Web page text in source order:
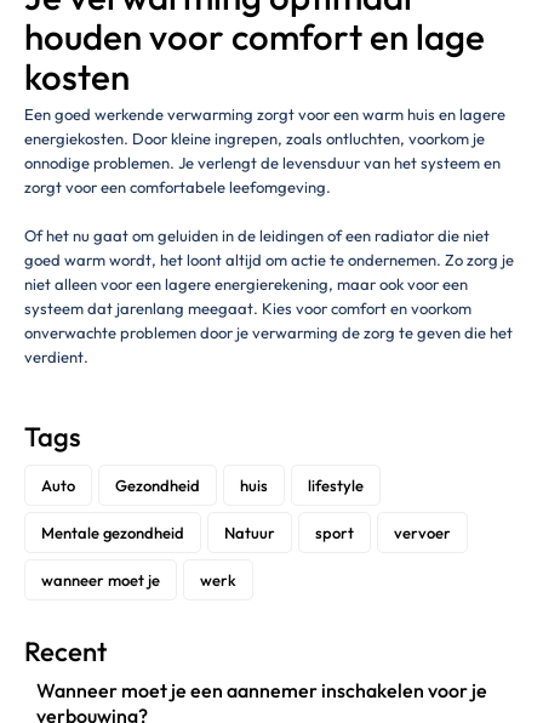
houden voor comfort en lage
kosten
Een goed werkende verwarming zorgt voor een warm huis en lagere
energiekosten. Door kleine ingrepen, zoals ontluchten, voorkom je
onnodige problemen. Je verlengt de levensduur van het systeem en
zorgt voor een comfortabele leefomgeving.
Of het nu gaat om geluiden in de leidingen of een radiator die niet
goed warm wordt, het loont altijd om actie te ondernemen. Zo zorg je
niet alleen voor een lagere energierekening, maar ook voor een
systeem dat jarenlang meegaat. Kies voor comfort en voorkom
onverwachte problemen door je verwarming de zorg te geven die het
verdient.
Tags
Auto Gezondheid huis lifestyle
Mentale gezondheid Natuur sport vervoer
wanneer moet je werk
Recent
Wanneer moet je een aannemer inschakelen voor je
verbouwing?